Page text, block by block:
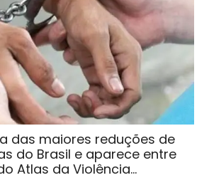
das maiores reduções de
do Brasil e aparece entre
Atlas da Violência…